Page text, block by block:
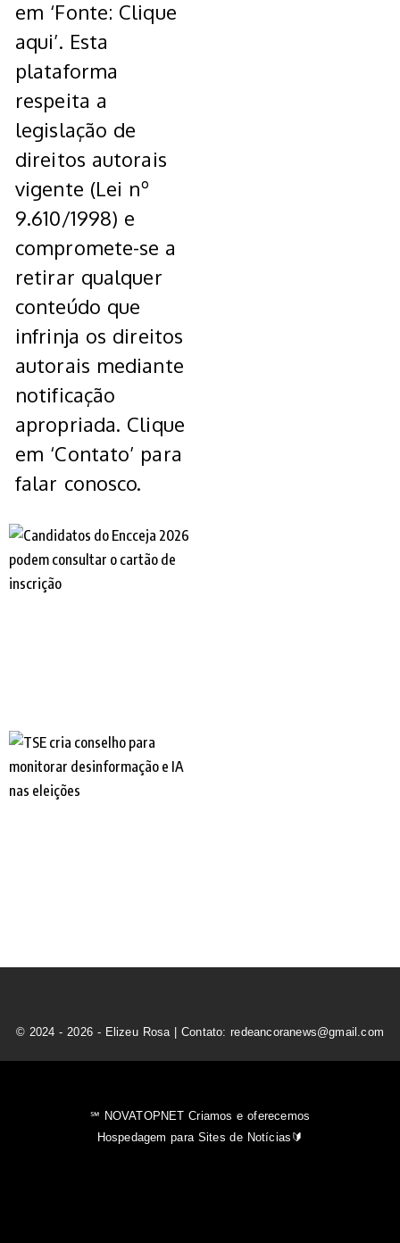
em ‘Fonte: Clique
aqui’. Esta
plataforma
respeita a
legislação de
direitos autorais
vigente (Lei nº
9.610/1998) e
compromete-se a
retirar qualquer
conteúdo que
infrinja os direitos
autorais mediante
notificação
apropriada. Clique
em ‘Contato’ para
falar conosco.
© 2024 - 2026 - Elizeu Rosa | Contato: redeancoranews@gmail.com
℠ NOVATOPNET Criamos e oferecemos
Hospedagem para Sites de Notícias🔰